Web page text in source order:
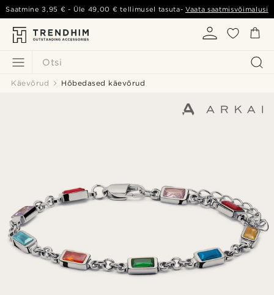
Otsi
Saatmine3,95 € - Üle 49,00 € tellimusel tasuta-Vaata saatmisvõimalusi
Käevõrud Hõbedased käevõrud